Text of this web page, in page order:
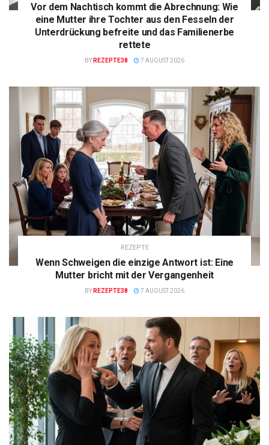
Vor dem Nachtisch kommt die Abrechnung: Wie
eine Mutter ihre Tochter aus den Fesseln der
Unterdrückung befreite und das Familienerbe
rettete
BY REZEPTE38 7 AUGUST 2026
REZEPTE
Wenn Schweigen die einzige Antwort ist: Eine
Mutter bricht mit der Vergangenheit
BY REZEPTE38 7 AUGUST 2026